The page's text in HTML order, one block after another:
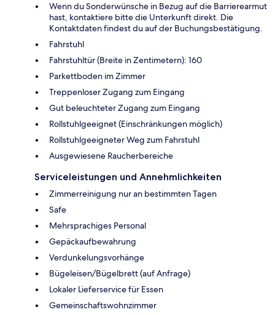
Wenn du Sonderwünsche in Bezug auf die Barrierearmut
hast, kontaktiere bitte die Unterkunft direkt. Die
Kontaktdaten findest du auf der Buchungsbestätigung.
Fahrstuhl
Fahrstuhltür (Breite in Zentimetern): 160
Parkettboden im Zimmer
Treppenloser Zugang zum Eingang
Gut beleuchteter Zugang zum Eingang
Rollstuhlgeeignet (Einschränkungen möglich)
Rollstuhlgeeigneter Weg zum Fahrstuhl
Ausgewiesene Raucherbereiche
Serviceleistungen und Annehmlichkeiten
Zimmerreinigung nur an bestimmten Tagen
Safe
Mehrsprachiges Personal
Gepäckaufbewahrung
Verdunkelungsvorhänge
Bügeleisen/Bügelbrett (auf Anfrage)
Lokaler Lieferservice für Essen
Gemeinschaftswohnzimmer